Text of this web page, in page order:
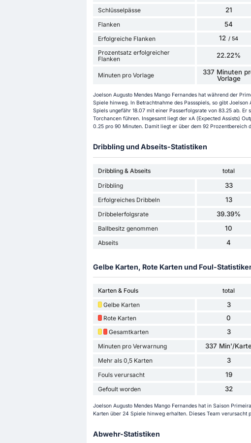
Schlüsselpässe 21
Flanken 54
Erfolgreiche Flanken 12 / 54
Prozentsatz erfolgreicher
Flanken
22.22%
Minuten pro Vorlage
337 Minuten
Vorlage
Joelson Augusto Mendes Mango Fernandes hat während der
Spiele hinweg. In Betrachtnahme des Passspiels, so gibt
Spiels ungefähr 18.07 mit einer Passerfolgsrate von 83.25 ab.
Torchancen führen. Insgesamt liegt der xA (Expected Assists)
0.25 pro 90 Minuten. Damit liegt er über dem 92 Prozentbereich
Dribbling und Abseits-Statistiken
Dribbling & Abseits total
Dribbling
33
Erfolgreiches Dribbeln 13
Dribbelerfolgsrate 39.39%
Ballbesitz genommen 10
Abseits 4
Gelbe Karten, Rote Karten und Foul-
Karten & Fouls total
Gelbe Karten
3
Rote Karten 0
Gesamtkarten 3
Minuten pro Verwarnung 337 Min'/
Mehr als 0,5 Karten 3
Fouls verursacht 19
Gefoult worden 32
Joelson Augusto Mendes Mango Fernandes hat in Saison
Karten über 24 Spiele hinweg erhalten. Dieses Team verursacht
Abwehr-Statistiken